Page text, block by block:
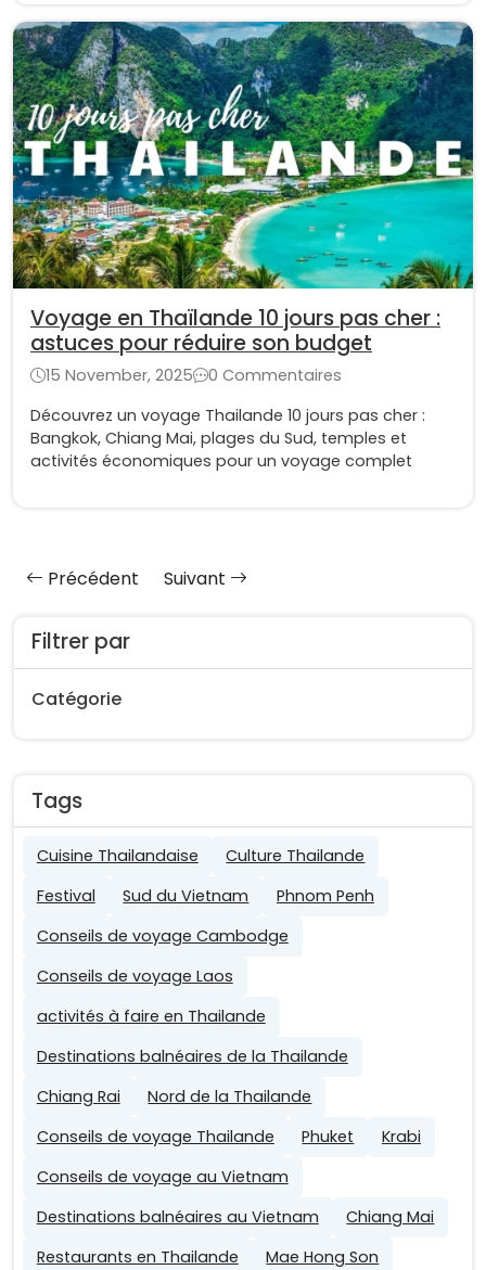
Filtrer par
Catégorie
Tags
Cuisine Thailandaise
Culture Thailande
Festival
Sud du Vietnam
Phnom Penh
Conseils de voyage Cambodge
Conseils de voyage Laos
activités à faire en Thailande
Destinations balnéaires de la Thailande
Chiang Rai
Nord de la Thailande
Conseils de voyage Thailande
Phuket
Krabi
Conseils de voyage au Vietnam
Destinations balnéaires au Vietnam
Chiang Mai
Restaurants en Thailande
Mae Hong Son
Voyage en Thaïlande 10 jours pas cher :
astuces pour réduire son budget
15 November, 2025
0 Commentaires
Découvrez un voyage Thailande 10 jours pas cher :
Bangkok, Chiang Mai, plages du Sud, temples et
activités économiques pour un voyage complet
Précédent Suivant